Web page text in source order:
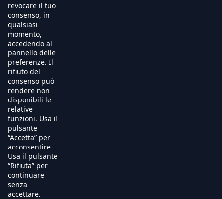
revocare il tuo
consenso, in
qualsiasi
momento,
accedendo al
pannello delle
preferenze. Il
rifiuto del
consenso può
rendere non
disponibili le
relative
funzioni. Usa il
pulsante
“Accetta” per
acconsentire.
Usa il pulsante
“Rifiuta” per
continuare
senza
accettare.